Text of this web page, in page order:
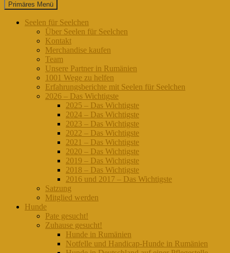
Seelen für Seelchen
Primäres Menü
Seelen für Seelchen
Über Seelen für Seelchen
Kontakt
Merchandise kaufen
Team
Unsere Partner in Rumänien
1001 Wege zu helfen
Erfahrungsberichte mit Seelen für Seelchen
2026 – Das Wichtigste
2025 – Das Wichtigste
2024 – Das Wichtigste
2023 – Das Wichtigste
2022 – Das Wichtigste
2021 – Das Wichtigste
2020 – Das Wichtigste
2019 – Das Wichtigste
2018 – Das Wichtigste
2016 und 2017 – Das Wichtigste
Satzung
Mitglied werden
Hunde
Pate gesucht!
Zuhause gesucht!
Hunde in Rumänien
Notfelle und Handicap-Hunde in Rumänien